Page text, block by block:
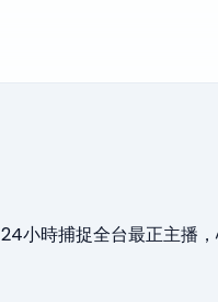
24小時捕捉全台最正主播